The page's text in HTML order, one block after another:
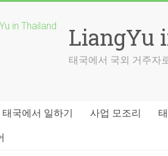
LiangYu
태국에서 국외 거주자
태국에서 일하기 사업 모조리